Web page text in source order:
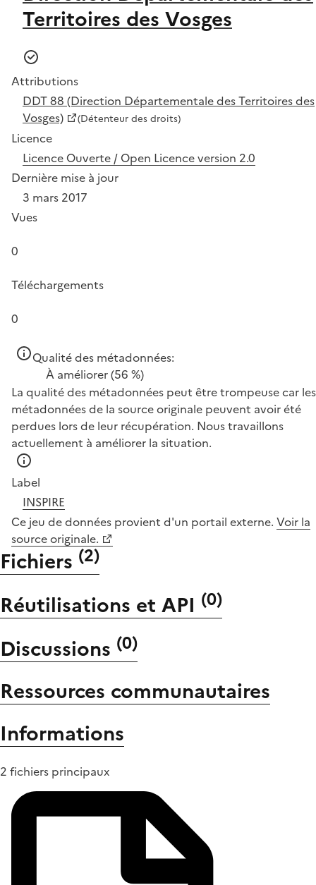
Territoires des Vosges
Attributions
DDT 88 (Direction Départementale des Territoires des
Vosges)
(Détenteur des droits)
Licence
Licence Ouverte / Open Licence version 2.0
Dernière mise à jour
3 mars 2017
Vues
0
Téléchargements
0
Qualité des métadonnées:
À améliorer(56 %)
La qualité des métadonnées peut être trompeuse car les
métadonnées de la source originale peuvent avoir été
perdues lors de leur récupération. Nous travaillons
actuellement à améliorer la situation.
Label
INSPIRE
Ce jeu de données provient d'un portail externe. Voir la
source originale.
Fichiers (2)
Réutilisations et API (0)
Discussions (0)
Ressources communautaires
Informations
2 fichiers principaux